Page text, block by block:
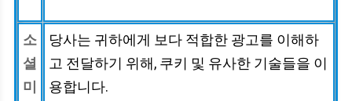
소
셜
미
당사는 귀하에게 보다 적합한 광고를 이해하
고 전달하기 위해, 쿠키 및 유사한 기술들을 이
용합니다.